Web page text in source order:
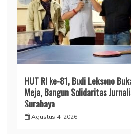
HUT RI ke-81, Budi Leksono
Meja, Bangun Solidaritas
Surabaya
Agustus 4, 2026